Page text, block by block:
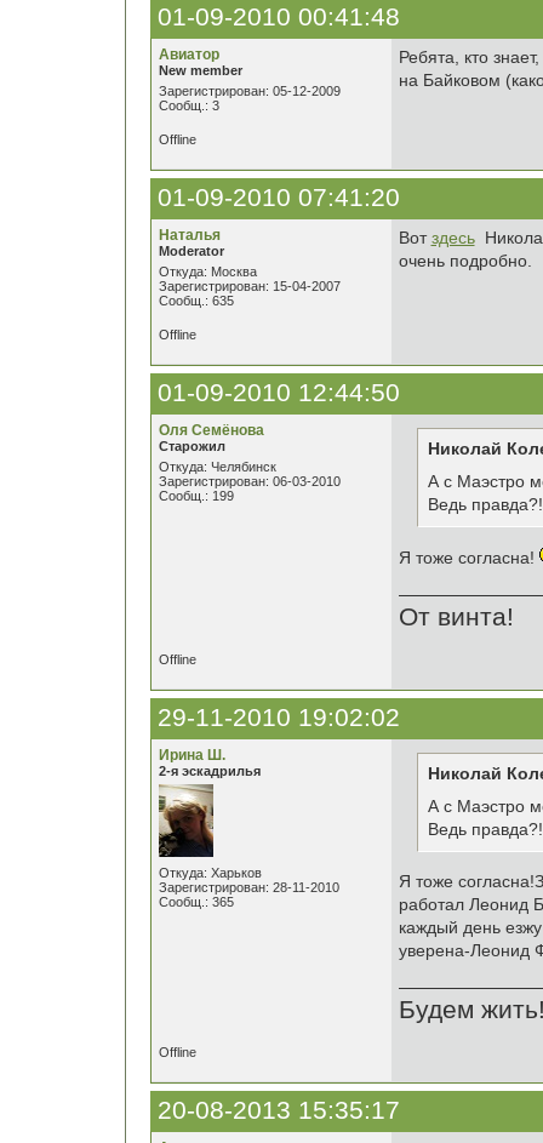
01-09-2010 00:41:48
Авиатор
New member
Зарегистрирован: 05-12-2009
Сообщ.: 3
Ребята, кто
на Байковом
Offline
01-09-2010 07:41:20
Наталья
Moderator
Откуда: Москва
Зарегистрирован: 15-04-2007
Сообщ.: 635
Вотздесь
очень подробно.
Offline
01-09-2010 12:44:50
Оля Семёнова
Старожил
Откуда: Челябинск
Зарегистрирован: 06-03-2010
Сообщ.: 199
Николай
А с Маэстро
Ведь правда?!
Я тоже согласна!
От винта!
Offline
29-11-2010 19:02:02
Ирина Ш.
2-я эскадрилья
Откуда: Харьков
Зарегистрирован: 28-11-2010
Сообщ.: 365
Николай
А с Маэстро
Ведь правда?!
Я тоже
работал Леонид
каждый день
уверена-Леонид
Будем
Offline
20-08-2013 15:35:17